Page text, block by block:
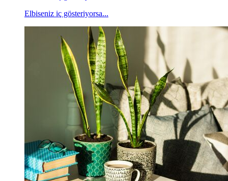
Elbiseniz iç gösteriyorsa...